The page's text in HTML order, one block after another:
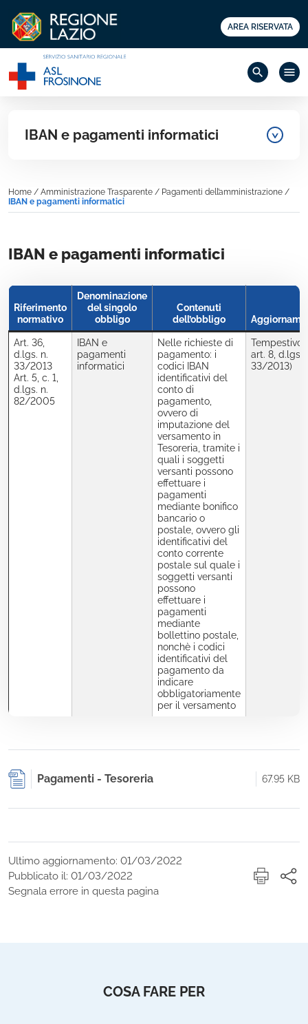
AREA RISERVATA
search menu
IBAN e pagamenti informatici
Home / Amministrazione Trasparente / Pagamenti dell’amministrazione /
IBAN e pagamenti informatici
IBAN e pagamenti informatici
Riferimento
normativo
Denominazione
del singolo
obbligo
Contenuti
dell’obbligo
Art. 36,
d.lgs. n.
33/2013
Art. 5, c. 1,
d.lgs. n.
82/2005
IBAN e
pagamenti
informatici
Nelle richieste di
pagamento: i
codici IBAN
identificativi del
conto di
pagamento,
ovvero di
imputazione del
versamento in
Tesoreria, tramite i
quali i soggetti
versanti possono
effettuare i
pagamenti
mediante bonifico
bancario o
postale, ovvero gli
identificativi del
conto corrente
postale sul quale i
soggetti versanti
possono
effettuare i
pagamenti
mediante
bollettino postale,
nonchè i codici
identificativi del
pagamento da
indicare
obbligatoriamente
per il versamento
Tempestivo
art. 8, d.lgs.
33/2013)
Pagamenti - Tesoreria 67.95 KB
Ultimo aggiornamento: 01/03/2022
Pubblicato il: 01/03/2022
Segnala errore in questa pagina
COSA FARE PER